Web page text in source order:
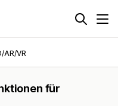
AR/VR
für